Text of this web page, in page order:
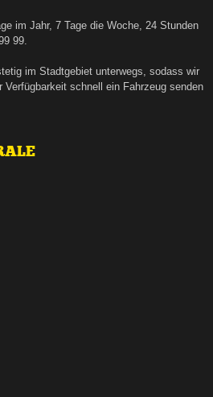
im Jahr, 7 Tage die Woche, 24 Stunden
99.
im Stadtgebiet unterwegs, sodass wir
Verfügbarkeit schnell ein Fahrzeug senden